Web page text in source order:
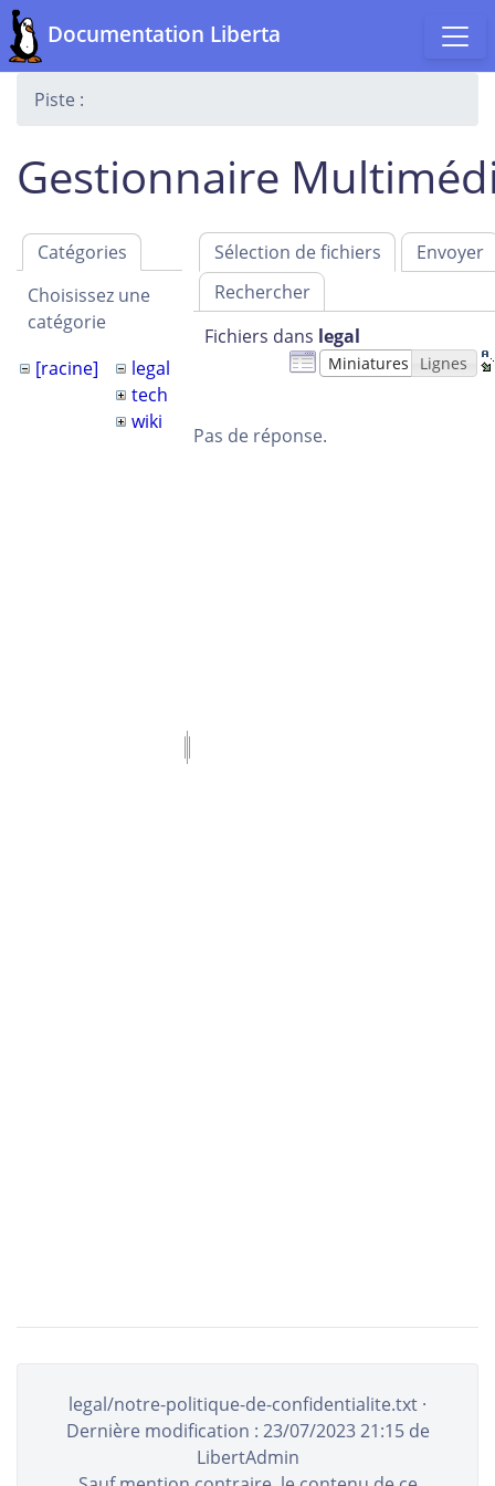
Documentation Liberta
Piste :
Gestionnaire
Catégories
Choisissez une
catégorie
[racine]
legal
tech
wiki
Sélection de fichiers
Envoyer
Rechercher
Fichiers dans legal
Miniatures Lignes
Pas de réponse.
legal/notre-politique-de-confidentialite.txt ·
Dernière modification : 23/07/2023 21:15de
LibertAdmin